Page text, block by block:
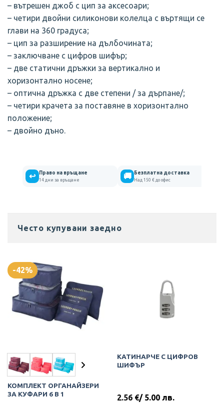
– вътрешен джоб с цип за аксесоари;
– четири двойни силиконови колелца с въртящи се
глави нa 360 градуса;
– цип за разширение на дълбочината;
– заключване с цифров шифър;
– две статични дръжки за вертикално и
хоризонтално носене;
– оптична дръжка с две степени / за дърпане/;
– четири крачета за поставяне в хоризонтално
положение;
– двойно дъно.
↩ Право на връщане
14 дни за връщане 🚚 Безплатна доставка
Над 150 € до офис
Често купувани заедно
-42%
КОМПЛЕКТ ОРГАНАЙЗЕРИ
ЗА КУФАРИ 6 В 1
КАТИНАРЧЕ С ЦИФРОВ
ШИФЪР
2.56 €/ 5.00 лв.